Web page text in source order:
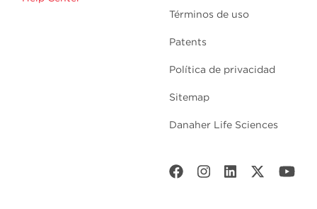
Términos de uso
Patents
Política de privacidad
Sitemap
Danaher Life Sciences